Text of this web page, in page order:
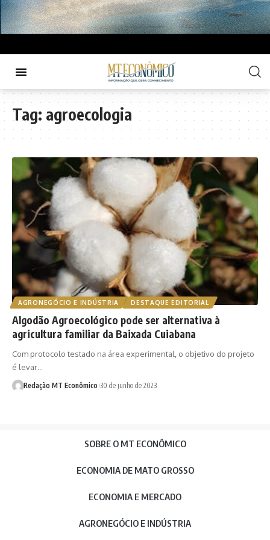
Tag: agroecologia
AGRONEGÓCIO E INDÚSTRIA DESTAQUE EDITORIAL
Algodão Agroecológico pode ser alternativa à
agricultura familiar da Baixada Cuiabana
Com protocolo testado na área experimental, o objetivo do projeto
é levar…
Redação MT Econômico 30 de junho de 2023
SOBRE O MT ECONÔMICO
ECONOMIA DE MATO GROSSO
ECONOMIA E MERCADO
AGRONEGÓCIO E INDÚSTRIA